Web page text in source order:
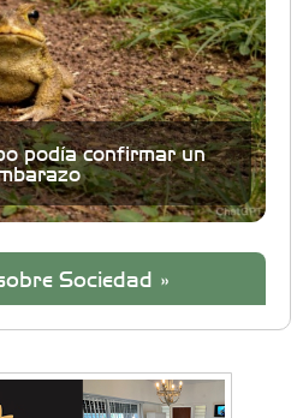
podía confirmar un
Sociedad »